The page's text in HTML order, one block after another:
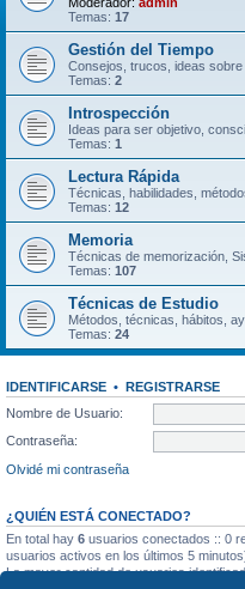
Temas: 17
Gestión del Tiempo
Consejos, trucos, ideas
Temas: 2
Introspección
Ideas para ser objetivo,
Temas: 1
Lectura Rápida
Técnicas, habilidades,
Temas: 12
Memoria
Técnicas de memorización,
Temas: 107
Técnicas de Estudio
Métodos, técnicas, hábitos,
Temas: 24
IDENTIFICARSE • REGISTRARSE
Nombre de Usuario:
Contraseña:
Olvidé mi contraseña
¿QUIÉN ESTÁ CONECTADO?
En total hay 6 usuarios conectados :: 0
usuarios activos en los últimos 5
La mayor cantidad de usuarios